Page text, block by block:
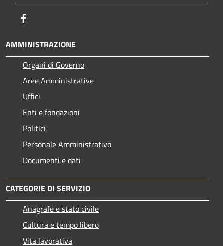
AMMINISTRAZIONE
Organi di Governo
Aree Amministrative
Uffici
Enti e fondazioni
Politici
Personale Amministrativo
Documenti e dati
CATEGORIE DI SERVIZIO
Anagrafe e stato civile
Cultura e tempo libero
Vita lavorativa